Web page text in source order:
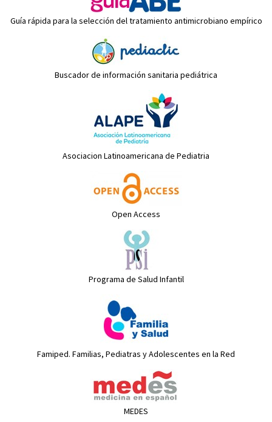
Guía rápida para la selección del tratamiento antimicrobiano empírico
Buscador de información sanitaria pediátrica
Asociacion Latinoamericana de Pediatria
Open Access
Programa de Salud Infantil
Famiped. Familias, Pediatras y Adolescentes en la Red
MEDES